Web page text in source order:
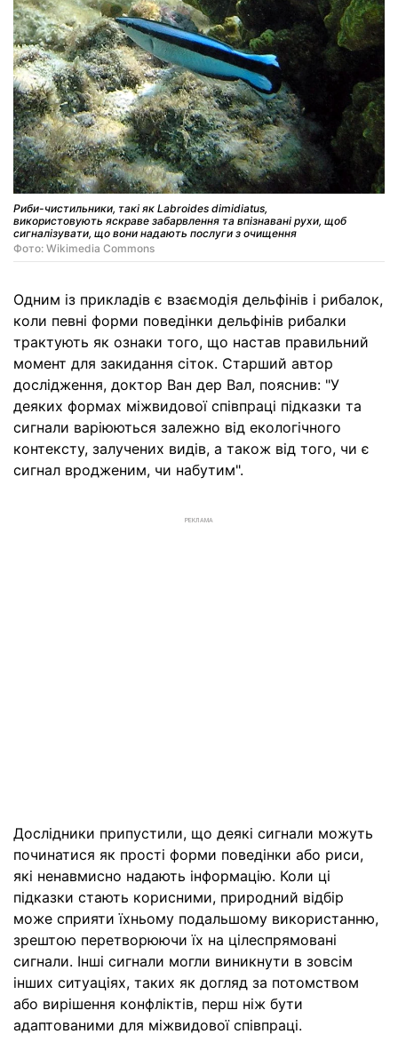
Риби-чистильники, такі як Labroides dimidiatus,
використовують яскраве забарвлення та впізнавані рухи, щоб
сигналізувати, що вони надають послуги з очищення
Фото: Wikimedia Commons
Одним із прикладів є взаємодія дельфінів і рибалок,
коли певні форми поведінки дельфінів рибалки
трактують як ознаки того, що настав правильний
момент для закидання сіток. Старший автор
дослідження, доктор Ван дер Вал, пояснив: "У
деяких формах міжвидової співпраці підказки та
сигнали варіюються залежно від екологічного
контексту, залучених видів, а також від того, чи є
сигнал вродженим, чи набутим".
РЕКЛАМА
Дослідники припустили, що деякі сигнали можуть
починатися як прості форми поведінки або риси,
які ненавмисно надають інформацію. Коли ці
підказки стають корисними, природний відбір
може сприяти їхньому подальшому використанню,
зрештою перетворюючи їх на цілеспрямовані
сигнали. Інші сигнали могли виникнути в зовсім
інших ситуаціях, таких як догляд за потомством
або вирішення конфліктів, перш ніж бути
адаптованими для міжвидової співпраці.